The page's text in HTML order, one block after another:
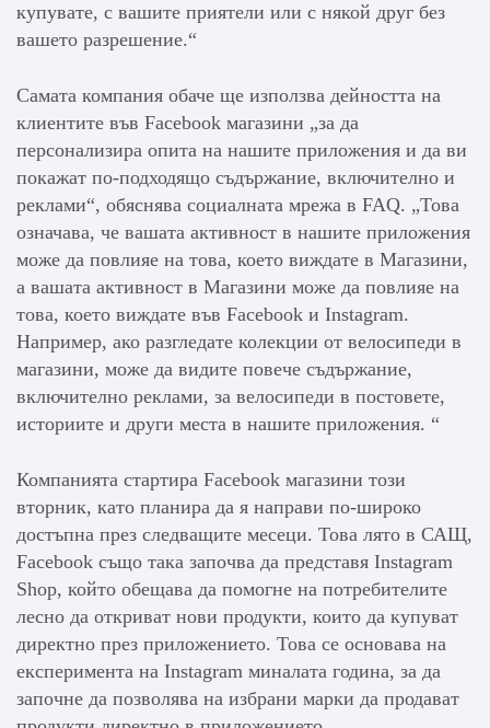
купувате, с вашите приятели или с някой друг без
вашето разрешение.“
Самата компания обаче ще използва дейността на
клиентите във Facebook магазини „за да
персонализира опита на нашите приложения и да ви
покажат по-подходящо съдържание, включително и
реклами“, обяснява социалната мрежа в FAQ. „Това
означава, че вашата активност в нашите приложения
може да повлияе на това, което виждате в Магазини,
а вашата активност в Магазини може да повлияе на
това, което виждате във Facebook и Instagram.
Например, ако разгледате колекции от велосипеди в
магазини, може да видите повече съдържание,
включително реклами, за велосипеди в постовете,
историите и други места в нашите приложения. “
Компанията стартира Facebook магазини този
вторник, като планира да я направи по-широко
достъпна през следващите месеци. Това лято в САЩ,
Facebook също така започва да представя Instagram
Shop, който обещава да помогне на потребителите
лесно да откриват нови продукти, които да купуват
директно през приложението. Това се основава на
експеримента на Instagram миналата година, за да
започне да позволява на избрани марки да продават